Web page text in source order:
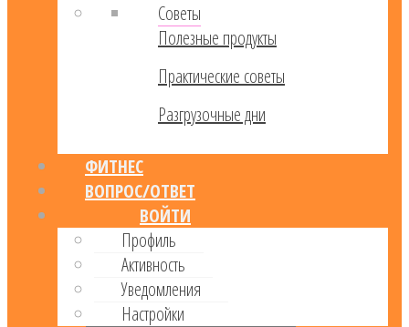
Советы
Полезные продукты
Практические советы
Разгрузочные дни
ФИТНЕС
ВОПРОС/ОТВЕТ
ВОЙТИ
Профиль
Активность
Уведомления
Настройки